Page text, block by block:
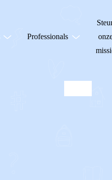
Professionals